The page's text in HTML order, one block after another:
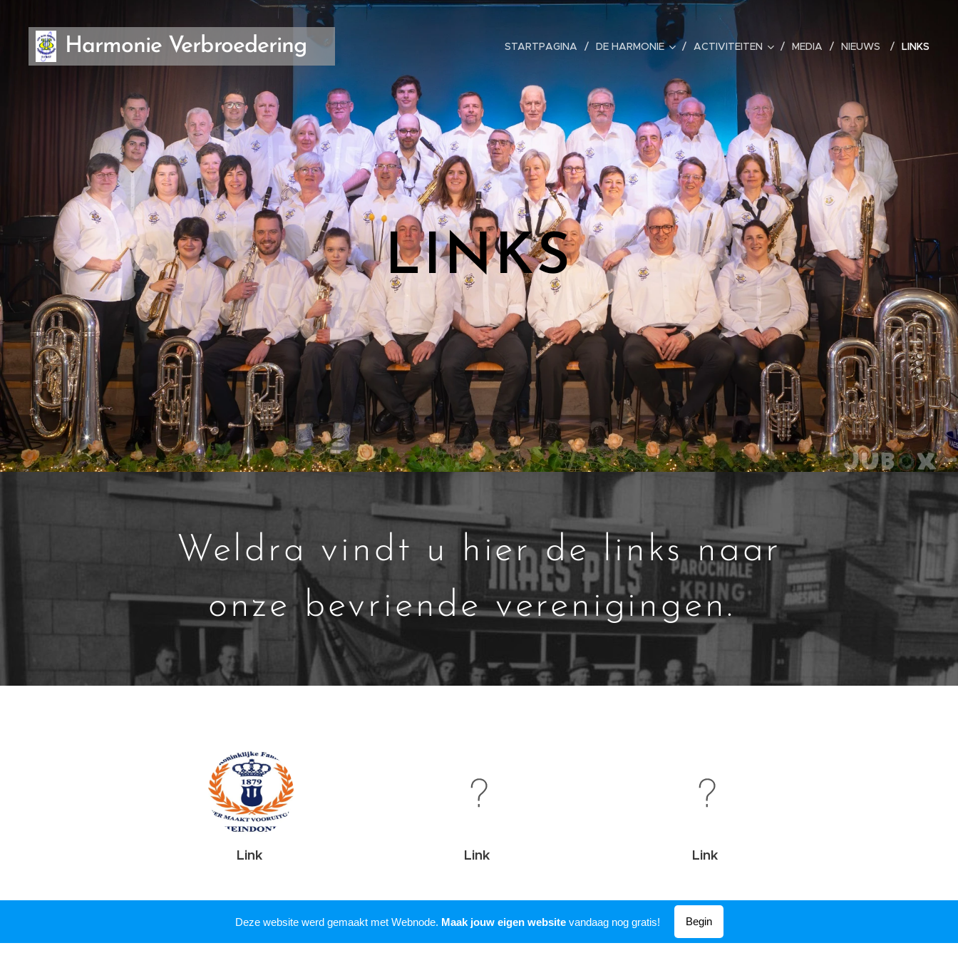
Harmonie Verbroedering
STARTPAGINA DE HARMONIE ACTIVITEITEN MEDIA NIEUWS LINKS
LINKS
Weldra vindt u hier de links naar
onze bevriende verenigingen.
Link Link Link
Deze website werd gemaakt met Webnode. Maak jouw eigen websitevandaag nog gratis! Begin